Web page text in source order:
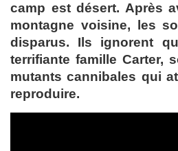
camp est désert. Après
montagne voisine, les
disparus. Ils ignorent
terrifiante famille Carter,
mutants cannibales qui
reproduire.